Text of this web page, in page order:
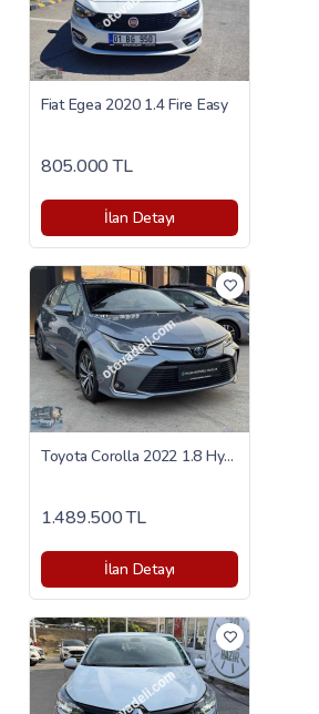
Fiat Egea 2020 1.4 Fire Easy
805.000 TL
İlan Detayı
Toyota Corolla 2022 1.8 Hybrid Flame X-Pack
1.489.500 TL
İlan Detayı